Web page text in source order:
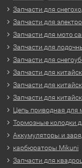
Запчасти для
Запчасти для
Запчасти для мото
Запчасти для
Запчасти для
Запчасти для
Запчасти для
Запчасти для
Цепь приводная для
Тормозные колодки
Аккумуляторы и
карбюраторы Mikuni
Запчасти для